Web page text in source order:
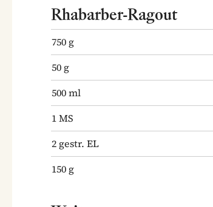
Rhabarber-Ragout
750 g
50 g
500ml
1MS
2 gestr. EL
150 g